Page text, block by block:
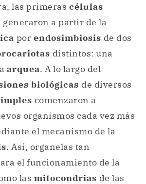
las primeras células
generaron a partir de la
por endosimbiosis de dos
distintos: una
arquea. A lo largo del
biológicas de diversos
comenzaron a
organismos cada vez más
el mecanismo de la
. Así, organelas tan
el funcionamiento de la
las mitocondrias de las